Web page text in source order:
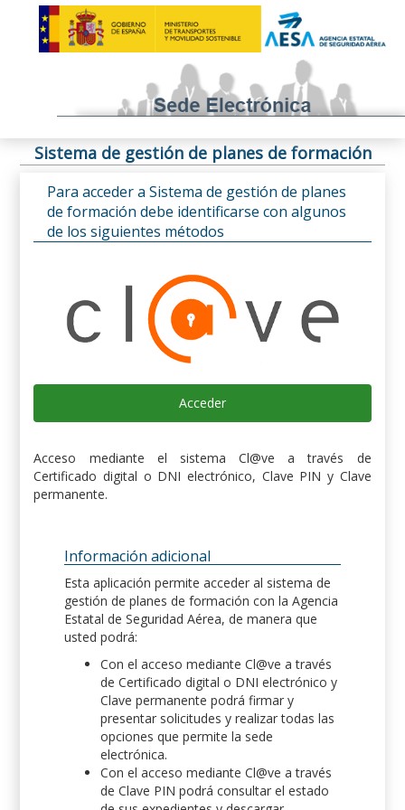
Sistema de gestión de planes de formación
Para acceder a Sistema de gestión de planes
de formación debe identificarse con algunos
de los siguientes métodos
Acceder
Acceso mediante el sistema Cl@ve a través de
Certificado digital o DNI electrónico, Clave PIN y Clave
permanente.
Información adicional
Esta aplicación permite acceder al sistema de
gestión de planes de formación con la Agencia
Estatal de Seguridad Aérea, de manera que
usted podrá:
Con el acceso mediante Cl@ve a través
de Certificado digital o DNI electrónico y
Clave permanente podrá firmar y
presentar solicitudes y realizar todas las
opciones que permite la sede
electrónica.
Con el acceso mediante Cl@ve a través
de Clave PIN podrá consultar el estado